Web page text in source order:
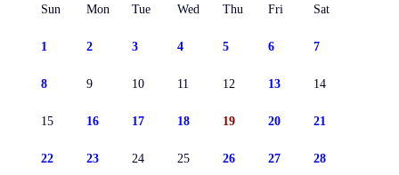
Sun Mon Tue Wed Thu Fri Sat
1 2 3 4 5 6 7
8 9 10 11 12 13 14
15 16 17 18 19 20 21
22 23 24 25 26 27 28